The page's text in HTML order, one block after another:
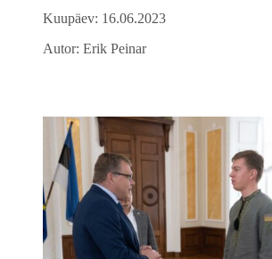
Kuupäev: 16.06.2023
Autor: Erik Peinar